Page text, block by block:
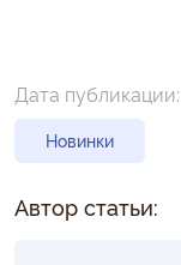
Дата публикации:
Новинки
Автор статьи: